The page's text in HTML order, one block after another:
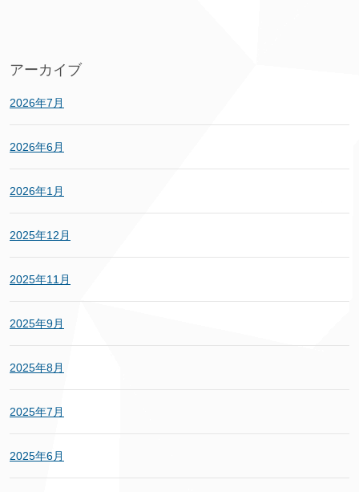
アーカイブ
2026年7月
2026年6月
2026年1月
2025年12月
2025年11月
2025年9月
2025年8月
2025年7月
2025年6月